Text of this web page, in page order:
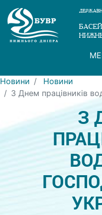
Новини
Новини
З Днем працівників
З